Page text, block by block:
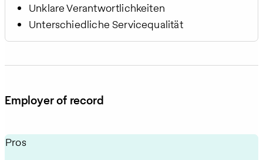
Unklare Verantwortlichkeiten
Unterschiedliche Servicequalität
Employer of record
Pros